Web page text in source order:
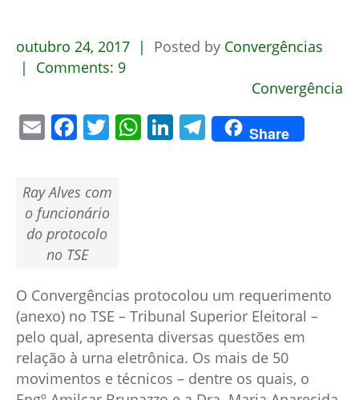
outubro 24, 2017 Posted by Convergências
Comments: 9
Convergência
EmailFacebook
Twitter
WhatsApp
LinkedIn
Telegram
Share
Ray Alves com
o funcionário
do protocolo
no TSE
O Convergências protocolou um requerimento
(anexo) no TSE – Tribunal Superior Eleitoral –
pelo qual, apresenta diversas questões em
relação à urna eletrônica. Os mais de 50
movimentos e técnicos – dentre os quais, o